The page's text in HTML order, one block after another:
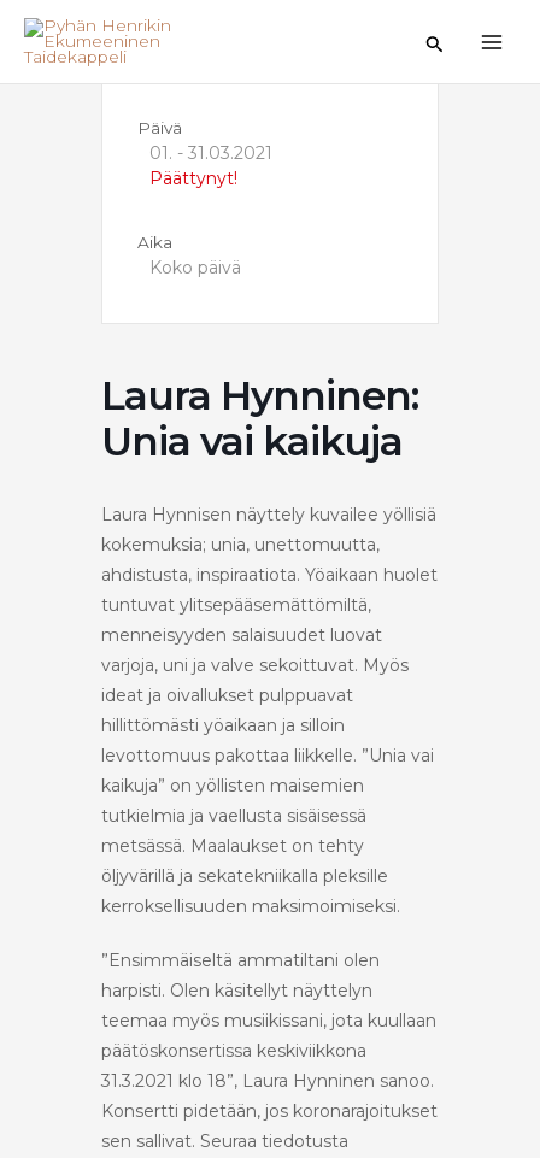
sisältöön
Hae
Päivä
01. - 31.03.2021
Päättynyt!
Aika
Koko päivä
Laura Hynninen:
Unia vai kaikuja
Laura Hynnisen näyttely kuvailee yöllisiä
kokemuksia; unia, unettomuutta,
ahdistusta, inspiraatiota. Yöaikaan huolet
tuntuvat ylitsepääsemättömiltä,
menneisyyden salaisuudet luovat
varjoja, uni ja valve sekoittuvat. Myös
ideat ja oivallukset pulppuavat
hillittömästi yöaikaan ja silloin
levottomuus pakottaa liikkelle. ”Unia vai
kaikuja” on yöllisten maisemien
tutkielmia ja vaellusta sisäisessä
metsässä. Maalaukset on tehty
öljyvärillä ja sekatekniikalla pleksille
kerroksellisuuden maksimoimiseksi.
”Ensimmäiseltä ammatiltani olen
harpisti. Olen käsitellyt näyttelyn
teemaa myös musiikissani, jota kuullaan
päätöskonsertissa keskiviikkona
31.3.2021 klo 18”, Laura Hynninen sanoo.
Konsertti pidetään, jos koronarajoitukset
sen sallivat. Seuraa tiedotusta